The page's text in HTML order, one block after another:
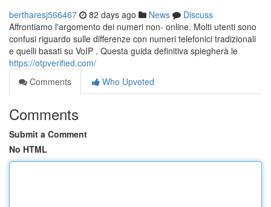
bertharesj566467 82 days ago News
Discuss
Affrontiamo l'argomento dei numeri non- online. Molti utenti sono
confusi riguardo sulle differenze con numeri telefonici tradizionali
e quelli basati su VoIP . Questa guida definitiva spiegherà le
https://otpverified.com/
Comments
Who Upvoted
Comments
Submit a Comment
No HTML